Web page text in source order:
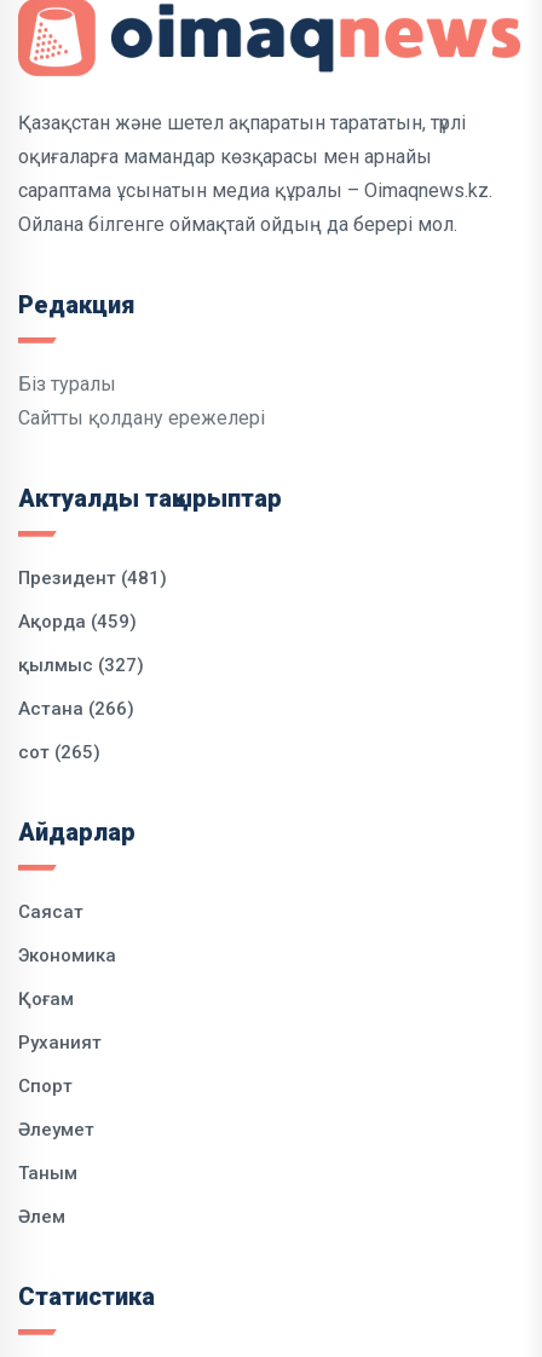
Қазақстан және шетел ақпаратын тарататын, түрлі
оқиғаларға мамандар көзқарасы мен арнайы
сараптама ұсынатын медиа құралы – Oimaqnews.kz.
Ойлана білгенге оймақтай ойдың да берері мол.
Редакция
Біз туралы
Сайтты қолдану ережелері
Актуалды тақырыптар
Президент (481)
Ақорда (459)
қылмыс (327)
Астана (266)
сот (265)
Айдарлар
Саясат
Экономика
Қоғам
Руханият
Спорт
Әлеумет
Таным
Әлем
Статистика